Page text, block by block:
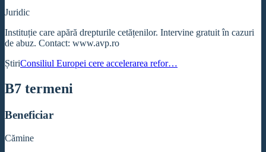
Juridic
Instituție care apără drepturile cetățenilor. Intervine gratuit în cazuri
de abuz. Contact: www.avp.ro
ȘtiriConsiliul Europei cere accelerarea refor…
B7 termeni
Beneficiar
Cămine